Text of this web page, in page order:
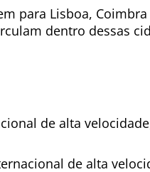
para Lisboa,
dentro dessas
de alta
de alta